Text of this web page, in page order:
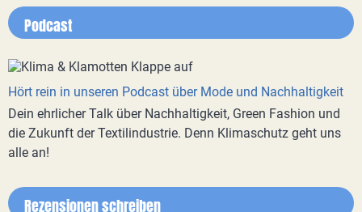
Podcast
Hört rein in unseren Podcast über Mode und Nachhaltigkeit
Dein ehrlicher Talk über Nachhaltigkeit, Green Fashion und
die Zukunft der Textilindustrie. Denn Klimaschutz geht uns
alle an!
Rezensionen schreiben